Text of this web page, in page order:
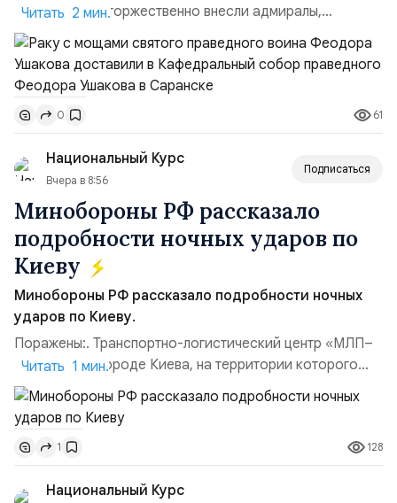
Ушакова раку торжественно внесли адмиралы,
участвовавшие в канонизации святого праведного
воина Феодора Ушакова 25 лет назад:Адмирал
Владимир Прокофьевич Валуев, командующий
Балтийским флотом ВМФ России (2001–2006
гг.);Адмирал Владимир Петрович Комоедов,
командующий Черноморским флотом ВМФ России
(1998–2002 г...
Читать 2 мин.
0 61
Национальный Курс
Вчера в 8:56
Подписаться
Минобороны РФ рассказало
подробности ночных ударов по
Киеву
Минобороны РФ рассказало подробности ночных
ударов по Киеву.
Поражены:. Транспортно-логистический центр «МЛП–
Чайка» в пригороде Киева, на территории которого
осуществлялось хранение, сборка а также запуск с
прилегающего полевого аэродром «Чайка»
дальнобойных БПЛА ВСУ; Складские помещения
«Транс-Логистик» в Оболонском районе г. Киев,
использовавшиеся для хранения военного
имущества ВСУ; Сортировочны...
Читать 1 мин.
1 128
Национальный Курс